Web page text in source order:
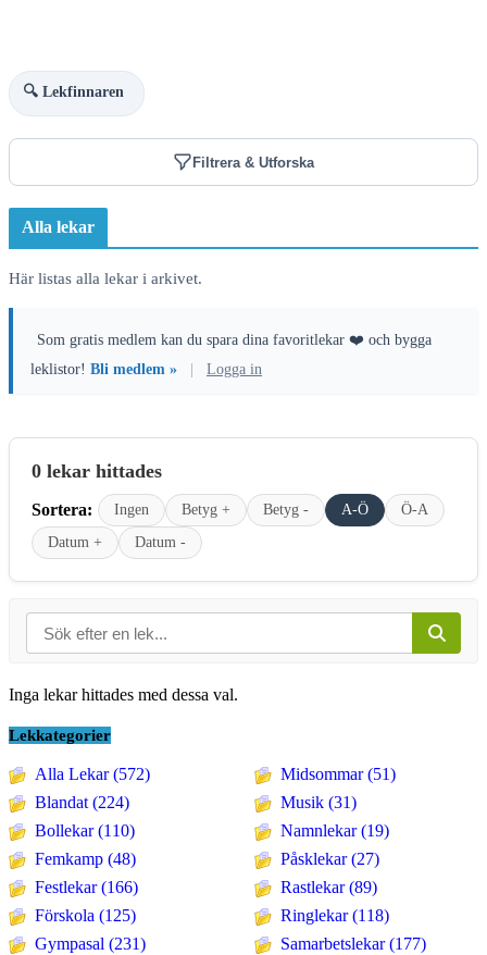
🔍 Lekfinnaren
Filtrera & Utforska
Alla lekar
Här listas alla lekar i arkivet.
Som gratis medlem kan du spara dina favoritlekar ❤️ och bygga
leklistor! Bli medlem » Logga in
0 lekar hittades
Sortera: Ingen Betyg + Betyg - A-Ö
Ö-A
Datum +
Datum -
Inga lekar hittades med dessa val.
Lekkategorier
Alla Lekar (572)
Blandat (224)
Bollekar (110)
Femkamp (48)
Festlekar (166)
Förskola (125)
Gympasal (231)
Midsommar (51)
Musik (31)
Namnlekar (19)
Påsklekar (27)
Rastlekar (89)
Ringlekar (118)
Samarbetslekar (177)